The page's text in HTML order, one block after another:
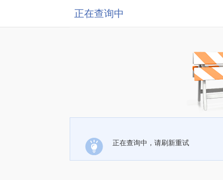
正在查询中
正在查询中，请刷新重试